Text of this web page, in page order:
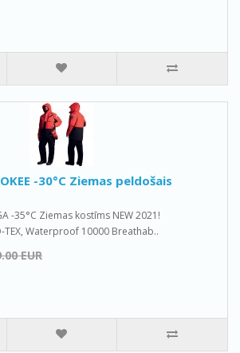
-30°C Ziemas peldošais
-35°C Ziemas kostīms NEW 2021!
TEX, Waterproof 10000 Breathab..
EUR